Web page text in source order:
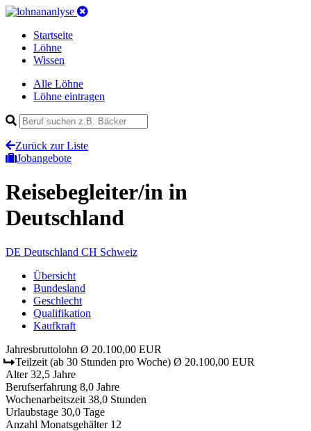
Startseite
Löhne
Wissen
Alle Löhne
Löhne eintragen
Zurück zur Liste
Jobangebote
Reisebegleiter/in in
Deutschland
DE Deutschland CH Schweiz
Übersicht
Bundesland
Geschlecht
Qualifikation
Kaufkraft
Jahresbruttolohn Ø 20.100,00 EUR
Teilzeit (ab 30 Stunden pro Woche) Ø 20.100,00 EUR
Alter 32,5 Jahre
Berufserfahrung 8,0 Jahre
Wochenarbeitszeit 38,0 Stunden
Urlaubstage 30,0 Tage
Anzahl Monatsgehälter 12